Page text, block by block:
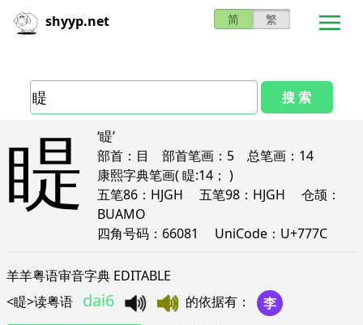
shyyp.net 简 繁
搜 索
睼
‘睼’
部首： 目 部首笔画： 5 总笔画： 14
康熙字典笔画( 睼:14； )
五笔86： HJGH 五笔98： HJGH 仓颉：
BUAMO
四角号码： 66081 UniCode： U+777C
羊羊粤语审音字典 EDITABLE
<睼>读粤语 dai6 的依据有 ：
李